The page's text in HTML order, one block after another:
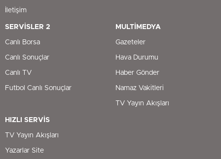
İletişim
SERVİSLER 2
Canlı Borsa
Canlı Sonuçlar
Canlı TV
Futbol Canlı Sonuçlar
MULTİMEDYA
Gazeteler
Hava Durumu
Haber Gönder
Namaz Vakitleri
TV Yayın Akışları
HIZLI SERVİS
TV Yayın Akışları
Yazarlar Site